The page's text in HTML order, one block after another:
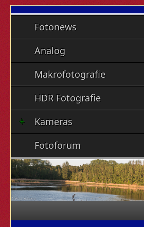
Fotonews
Analog
Makrofotografie
HDR Fotografie
Kameras
Fotoforum